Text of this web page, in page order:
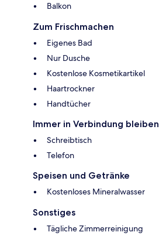
Balkon
Zum Frischmachen
Eigenes Bad
Nur Dusche
Kostenlose Kosmetikartikel
Haartrockner
Handtücher
Immer in Verbindung bleiben
Schreibtisch
Telefon
Speisen und Getränke
Kostenloses Mineralwasser
Sonstiges
Tägliche Zimmerreinigung